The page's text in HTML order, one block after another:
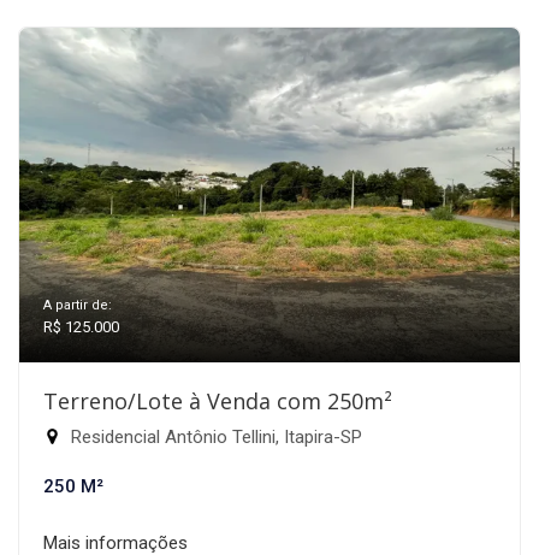
A partir de:
R$ 125.000
Terreno/Lote à Venda com 250m²
Residencial Antônio Tellini, Itapira-SP
250 M²
Mais informações